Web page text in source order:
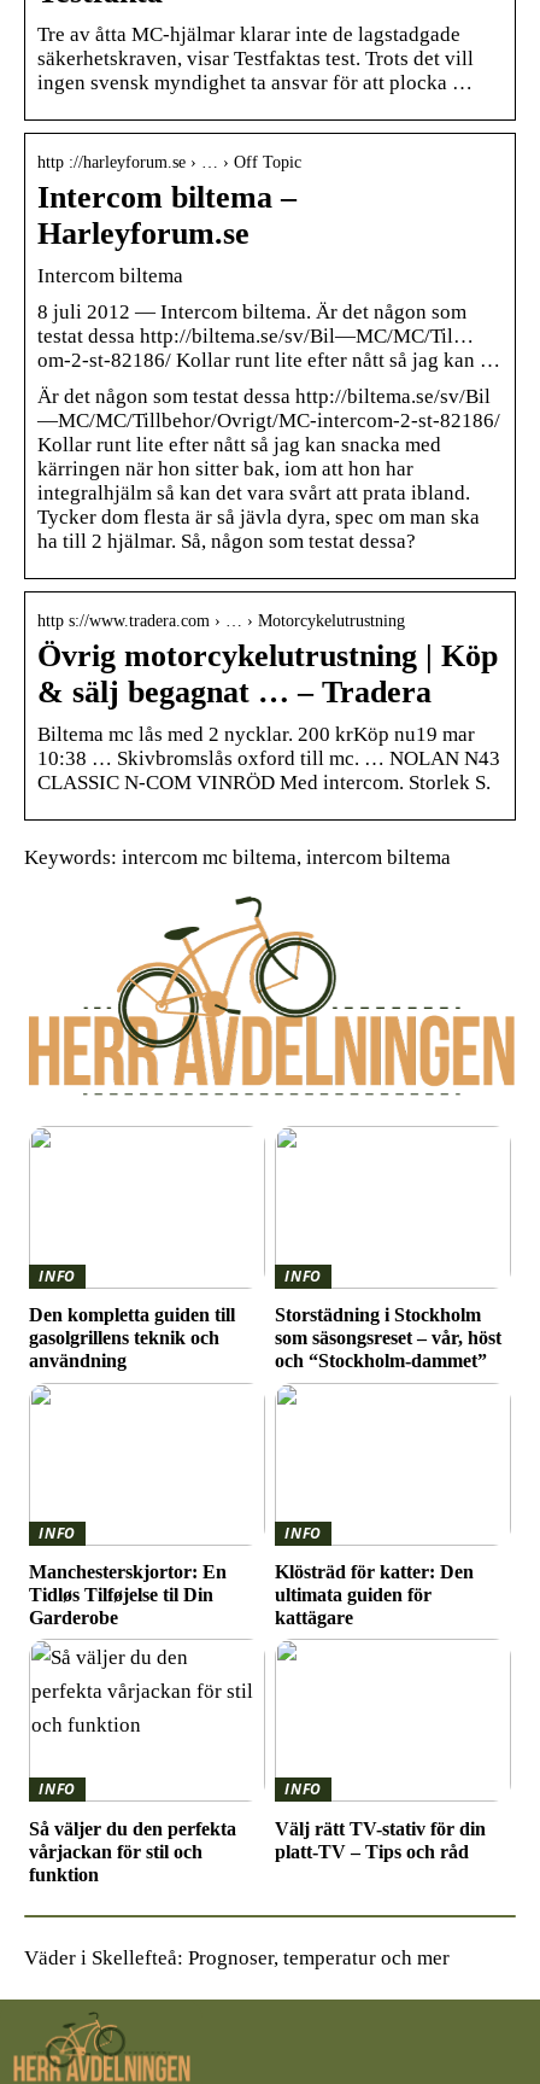
Tre av åtta MC-hjälmar klarar inte de lagstadgade
säkerhetskraven, visar Testfaktas test. Trots det vill
ingen svensk myndighet ta ansvar för att plocka …
http ://harleyforum.se › … › Off Topic
Intercom biltema –
Harleyforum.se
Intercom biltema
8 juli 2012 — Intercom biltema. Är det någon som
testat dessa http://biltema.se/sv/Bil—MC/MC/Til…
om-2-st-82186/ Kollar runt lite efter nått så jag kan …
Är det någon som testat dessa http://biltema.se/sv/Bil
—MC/MC/Tillbehor/Ovrigt/MC-intercom-2-st-82186/
Kollar runt lite efter nått så jag kan snacka med
kärringen när hon sitter bak, iom att hon har
integralhjälm så kan det vara svårt att prata ibland.
Tycker dom flesta är så jävla dyra, spec om man ska
ha till 2 hjälmar. Så, någon som testat dessa?
http s://www.tradera.com › … › Motorcykelutrustning
Övrig motorcykelutrustning | Köp
& sälj begagnat … – Tradera
Biltema mc lås med 2 nycklar. 200 krKöp nu19 mar
10:38 … Skivbromslås oxford till mc. … NOLAN N43
CLASSIC N-COM VINRÖD Med intercom. Storlek S.
Keywords: intercom mc biltema, intercom biltema
INFO
Den kompletta guiden till
gasolgrillens teknik och
användning
INFO
Storstädning i Stockholm
som säsongsreset – vår, höst
och “Stockholm-dammet”
INFO
Manchesterskjortor: En
Tidløs Tilføjelse til Din
Garderobe
INFO
Klösträd för katter: Den
ultimata guiden för
kattägare
INFO
Så väljer du den perfekta
vårjackan för stil och
funktion
INFO
Välj rätt TV-stativ för din
platt-TV – Tips och råd
Väder i Skellefteå: Prognoser, temperatur och mer